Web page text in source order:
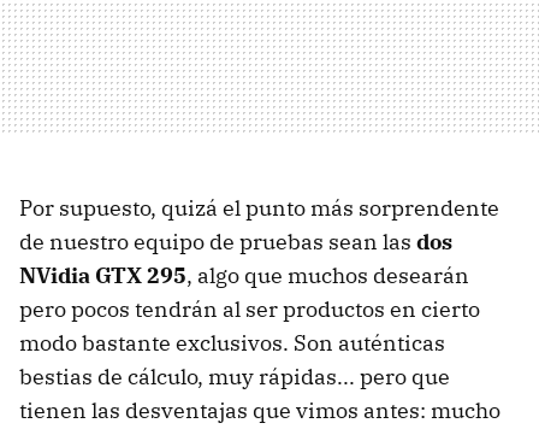
Por supuesto, quizá el punto más sorprendente
de nuestro equipo de pruebas sean las dos
NVidia GTX 295, algo que muchos desearán
pero pocos tendrán al ser productos en cierto
modo bastante exclusivos. Son auténticas
bestias de cálculo, muy rápidas... pero que
tienen las desventajas que vimos antes: mucho